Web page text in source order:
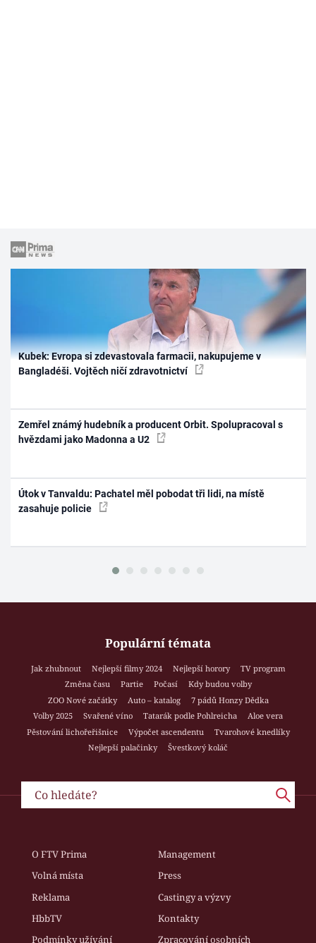
Kubek: Evropa si zdevastovala farmacii, nakupujeme v
Bangladéši. Vojtěch ničí zdravotnictví
Zemřel známý hudebník a producent Orbit. Spolupracoval s
hvězdami jako Madonna a U2
Útok v Tanvaldu: Pachatel měl pobodat tři lidi, na místě
zasahuje policie
Populární témata
Jak zhubnout Nejlepší filmy 2024 Nejlepší horory
TV program
Změna času
Partie Počasí
Kdy budou volby
ZOO Nové začátky
Auto – katalog
7 pádů Honzy Dědka
Volby 2025
Svařené víno Tatarák podle Pohlreicha
Aloe vera
Pěstování lichořeřišnice
Výpočet ascendentu
Tvarohové knedlíky
Nejlepší palačinky
Švestkový koláč
O FTV Prima
Management
Volná místa
Press
Reklama
Castingy a výzvy
HbbTV
Kontakty
Podmínky užívání
Zpracování osobních